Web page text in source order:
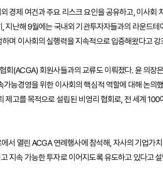
경제 여건과 주요 리스크 요인을 공유하고, 이사회
지난해 9월에는 국내외 기관투자자들과의 라운드
며 이사회의 실행력을 지속적으로 입증해왔다고 강
회(ACGA) 회원사들과의 교류도 이뤄졌다. 윤 의장
능경영을 위한 이사회의 핵심적 역할에 대해 논의
제고를 목적으로 설립된 비영리 협회로, 전 세계
서 열린 ACGA 연례행사에 참석해, 자사의 기업가
지속 가능한 투자로 이어지도록 유도하고 있다고